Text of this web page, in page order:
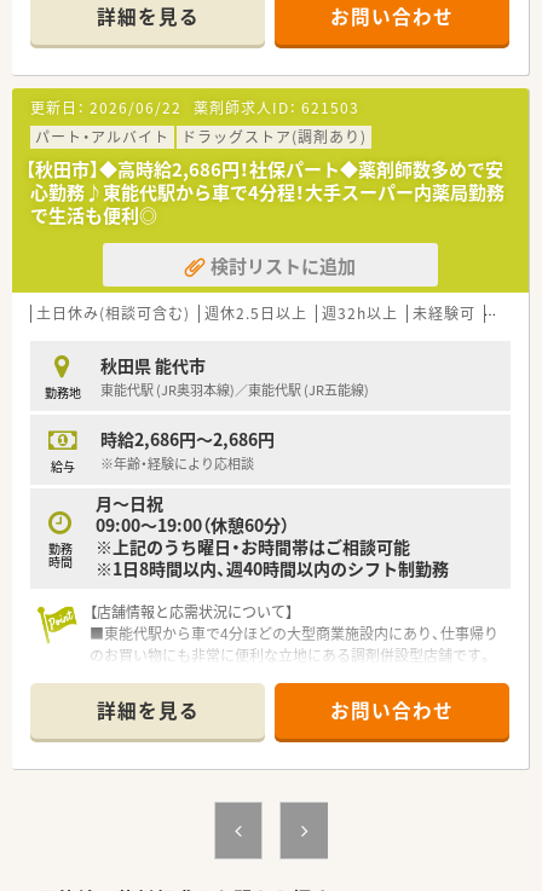
詳細を見る お問い合わせ
更新日： 2026/06/22 薬剤師求人ID： 621503
パート・アルバイト
ドラッグストア(調剤あり)
【秋田市】◆高時給2,686円！社保パート◆薬剤師数多めで安
心勤務♪東能代駅から車で4分程！大手スーパー内薬局勤務
で生活も便利◎
検討リストに追加
土日休み(相談可含む) 週休2.5日以上 週32h以上 未経験可 ブラン
勤務地
秋田県 能代市
東能代駅 (JR奥羽本線)／東能代駅 (JR五能線)
給与
時給2,686円～2,686円
※年齢・経験により応相談
勤務
時間
月～日祝
09:00～19:00（休憩60分）
※上記のうち曜日・お時間帯はご相談可能
※1日8時間以内、週40時間以内のシフト制勤務
【店舗情報と応需状況について】
■東能代駅から車で4分ほどの大型商業施設内にあり、仕事帰り
のお買い物にも非常に便利な立地にある調剤併設型店舗です。
に偏ることなく幅広い内容の処方箋に触れることが可能です。
■薬剤師は常勤1名と調剤事務2名が在籍しており、少人数の体
制ながらも大手チェーンならではのサポート体制が整っていま
す。
【法人特徴について】
■国内有数の営業収益を誇る大手小売グループの法人が運営し
詳細を見る お問い合わせ